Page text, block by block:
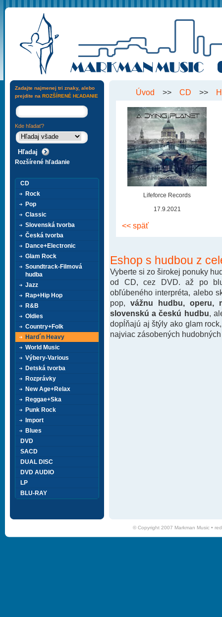
Úvod >> CD >>
Lifeforce Records
17.9.2021
<< späť
Eshop s hudbou z
Vyberte si zo širokej ponuky
od CD, cez DVD. až po
obľúbeného interpréta, alebo
pop, vážnu hudbu, operu,
slovenskú a českú hudbu ,
dopĺňajú aj štýly ako glam
najviac zásobených
Zadajte najmenej tri znaky, alebo
prejdite na ROZŠÍRENÉ HĽADANIE
Kde hľadať?
Rozšírené hľadanie
CD
Rock
Pop
Classic
Slovenská tvorba
Česká tvorba
Dance+Electronic
Glam Rock
Soundtrack-Filmová
hudba
Jazz
Rap+Hip Hop
R&B
Oldies
Country+Folk
Hard´n Heavy
World Music
Výbery-Various
Detská tvorba
Rozprávky
New Age+Relax
Reggae+Ska
Punk Rock
Import
Blues
DVD
SACD
DUAL DISC
DVD AUDIO
LP
BLU-RAY
© Copyright 2007 Markman Music •